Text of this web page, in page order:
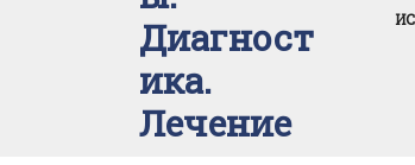
Диагност
ика.
Лечение